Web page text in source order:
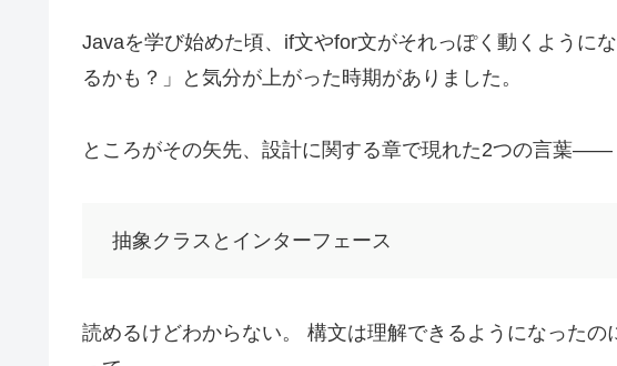
Javaを学び始めた頃、if文やfor文がそれっぽく動くように
るかも？」と気分が上がった時期がありました。
ところがその矢先、設計に関する章で現れた2つの言葉――
抽象クラスとインターフェース
読めるけどわからない。 構文は理解できるようになった